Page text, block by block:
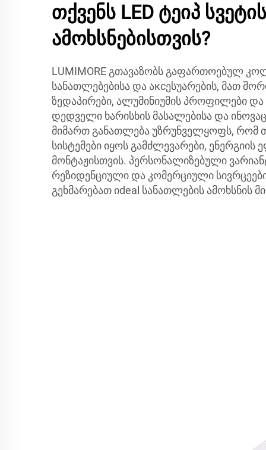
თქვენს LED ტეიპ სვეტის
ამოხსნებისთვის?
LUMIMORE გთავაზობს გაფართოებულ
სანათლებებისა და აксესუარების, მათ
ზედაპირები, ალუმინიუმის პროფილები და
დედველი ხარისხის მასალებისა და
მიმართ განათლება უზრუნველყოფს, რომ
სისტემები იყოს გამძლევარები, ენერგიის
მონტაჟისთვის. პერსონალიზებული
რეზიდენციული და კომერციული
გეხმარებათ იdeal სანათლების ამოხსნის